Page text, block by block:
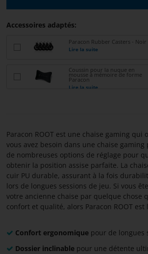
CONTACTER
Accessoires adaptés:
Paracon Rubber Casters - Noir
Lire la suite
Coussin pour la nuque en
mousse à mémoire de forme
Paracon
Lire la suite
Paracon ROOT est une chaise gaming qui
vous avez besoin dans une chaise
de nombreuses options de réglage pour
obtenir la position assise parfaite. La
cuir PU durable, assurant à la fois
lors de longues sessions de jeu. Si vous
votre ancienne chaise par quelque chose
confort et qualité, alors Paracon ROOT est
Confort ergonomiquepour de longues
Dossier inclinablepour une détente